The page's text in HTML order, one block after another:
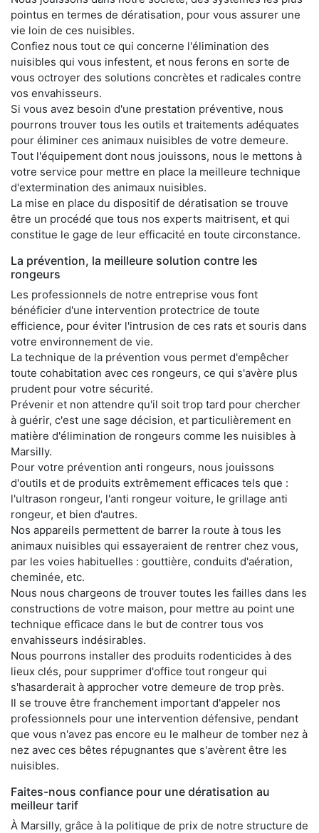
pointus en termes de dératisation, pour vous assurer une
vie loin de ces nuisibles.
Confiez nous tout ce qui concerne l'élimination des
nuisibles qui vous infestent, et nous ferons en sorte de
vous octroyer des solutions concrètes et radicales contre
vos envahisseurs.
Si vous avez besoin d'une prestation préventive, nous
pourrons trouver tous les outils et traitements adéquates
pour éliminer ces animaux nuisibles de votre demeure.
Tout l'équipement dont nous jouissons, nous le mettons à
votre service pour mettre en place la meilleure technique
d'extermination des animaux nuisibles.
La mise en place du dispositif de dératisation se trouve
être un procédé que tous nos experts maitrisent, et qui
constitue le gage de leur efficacité en toute circonstance.
La prévention, la meilleure solution contre les
rongeurs
Les professionnels de notre entreprise vous font
bénéficier d'une intervention protectrice de toute
efficience, pour éviter l'intrusion de ces rats et souris dans
votre environnement de vie.
La technique de la prévention vous permet d'empêcher
toute cohabitation avec ces rongeurs, ce qui s'avère plus
prudent pour votre sécurité.
Prévenir et non attendre qu'il soit trop tard pour chercher
à guérir, c'est une sage décision, et particulièrement en
matière d'élimination de rongeurs comme les nuisibles à
Marsilly.
Pour votre prévention anti rongeurs, nous jouissons
d'outils et de produits extrêmement efficaces tels que :
l'ultrason rongeur, l'anti rongeur voiture, le grillage anti
rongeur, et bien d'autres.
Nos appareils permettent de barrer la route à tous les
animaux nuisibles qui essayeraient de rentrer chez vous,
par les voies habituelles : gouttière, conduits d'aération,
cheminée, etc.
Nous nous chargeons de trouver toutes les failles dans les
constructions de votre maison, pour mettre au point une
technique efficace dans le but de contrer tous vos
envahisseurs indésirables.
Nous pourrons installer des produits rodenticides à des
lieux clés, pour supprimer d'office tout rongeur qui
s'hasarderait à approcher votre demeure de trop près.
Il se trouve être franchement important d'appeler nos
professionnels pour une intervention défensive, pendant
que vous n'avez pas encore eu le malheur de tomber nez à
nez avec ces bêtes répugnantes que s'avèrent être les
nuisibles.
Faites-nous confiance pour une dératisation au
meilleur tarif
À Marsilly, grâce à la politique de prix de notre structure de